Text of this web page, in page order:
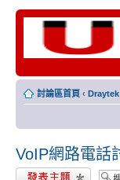
討論區首頁 ‹
VoIP網路電話
發表新主題